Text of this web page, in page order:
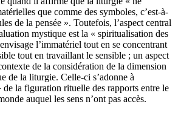
que comme des symboles, c’est-à-
de la pensée ». Toutefois, l’aspect central
mystique est la « spiritualisation des
l’immatériel tout en se concentrant
tout en travaillant le sensible ; un aspect
de la considération de la dimension
de la liturgie. Celle-ci s’adonne à
de la figuration rituelle des rapports entre le
auquel les sens n’ont pas accès.